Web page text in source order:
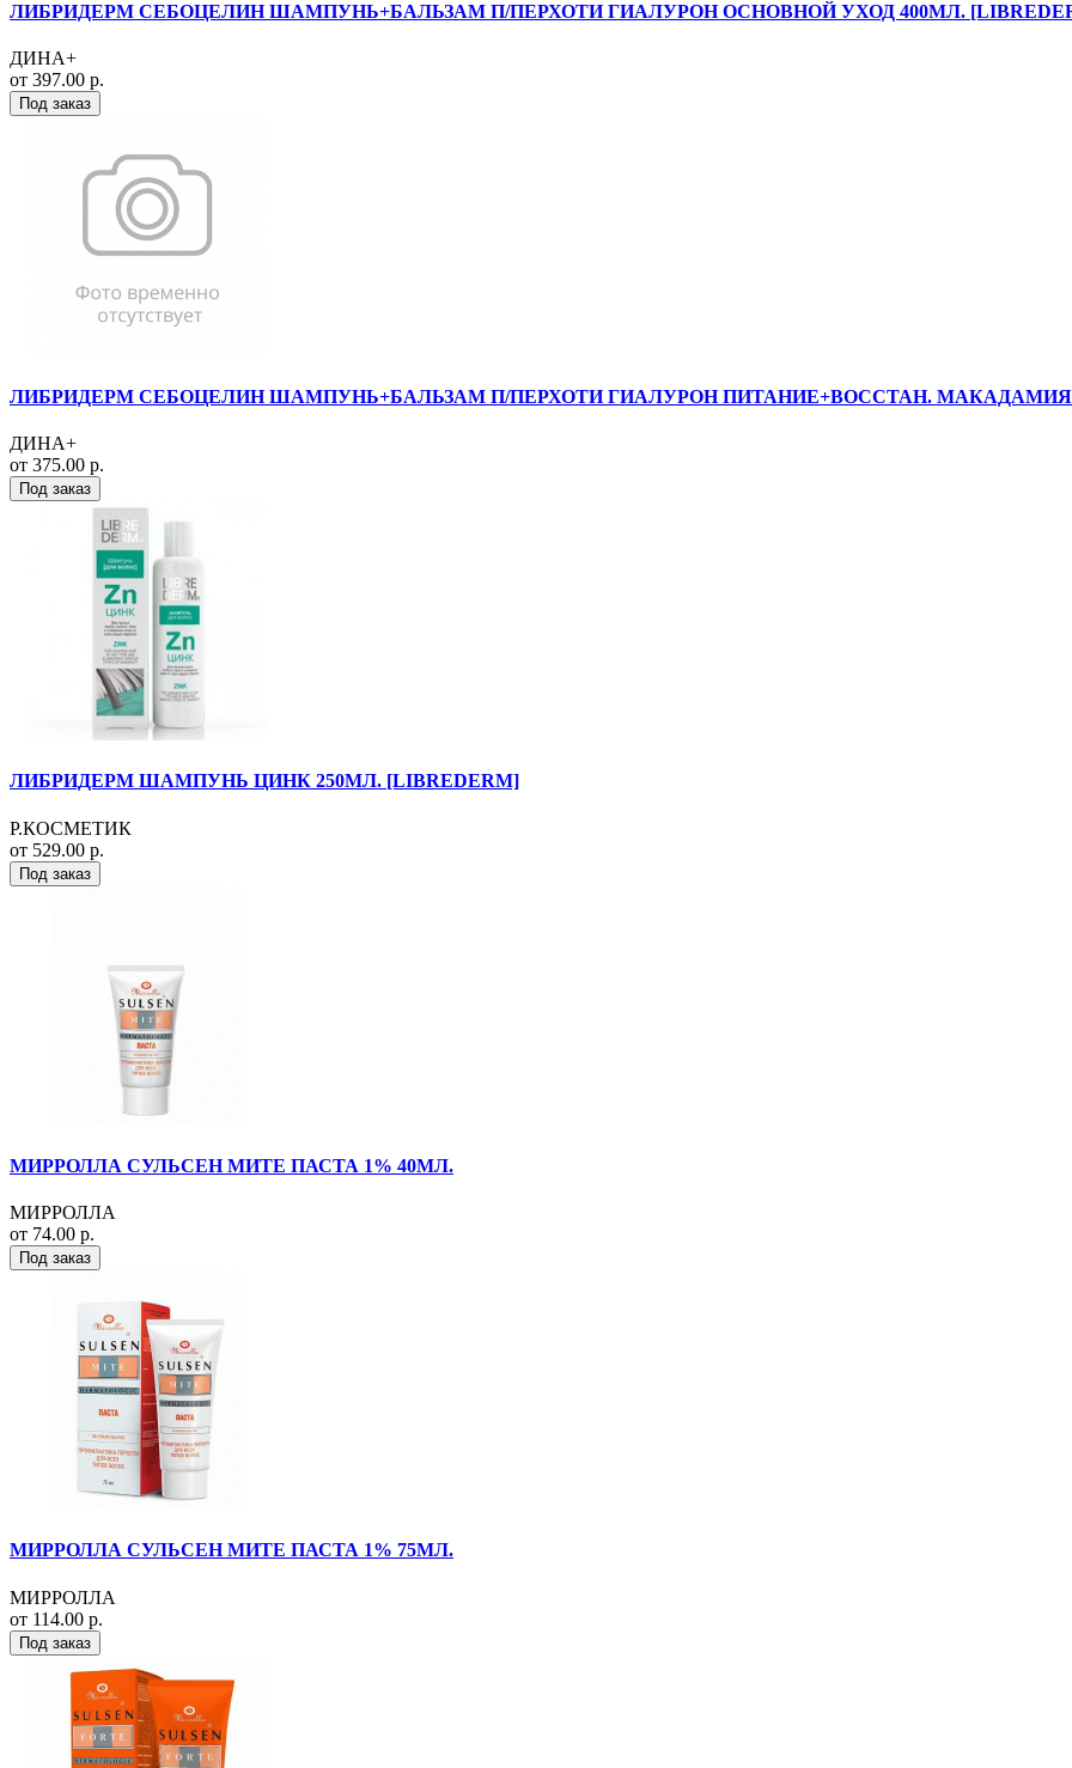
ЛИБРИДЕРМ СЕБОЦЕЛИН ШАМПУНЬ+БАЛЬЗАМ П/ПЕРХОТИ ГИАЛУРОН ОСНОВНОЙ УХОД 400МЛ.
ДИНА+
от 397.00 р.
Под заказ
ЛИБРИДЕРМ СЕБОЦЕЛИН ШАМПУНЬ+БАЛЬЗАМ П/ПЕРХОТИ ГИАЛУРОН ПИТАНИЕ+ВОССТАН. МАКАДАМИЯ
ДИНА+
от 375.00 р.
Под заказ
ЛИБРИДЕРМ ШАМПУНЬ ЦИНК 250МЛ. [LIBREDERM]
Р.КОСМЕТИК
от 529.00 р.
Под заказ
МИРРОЛЛА СУЛЬСЕН МИТЕ ПАСТА 1% 40МЛ.
МИРРОЛЛА
от 74.00 р.
Под заказ
МИРРОЛЛА СУЛЬСЕН МИТЕ ПАСТА 1% 75МЛ.
МИРРОЛЛА
от 114.00 р.
Под заказ